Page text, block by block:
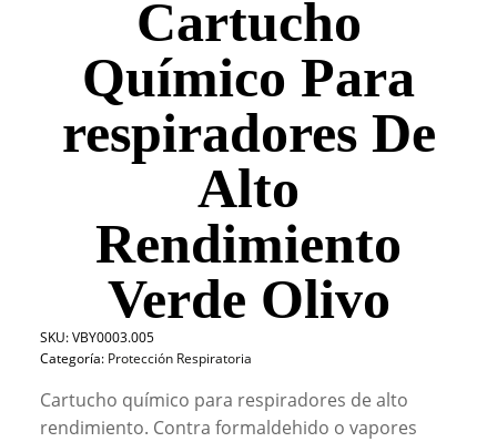
Cartucho
Químico Para
respiradores De
Alto
Rendimiento
Verde Olivo
SKU:VBY0003.005
Categoría: Protección Respiratoria
Cartucho químico para respiradores de alto
rendimiento. Contra formaldehido o vapores